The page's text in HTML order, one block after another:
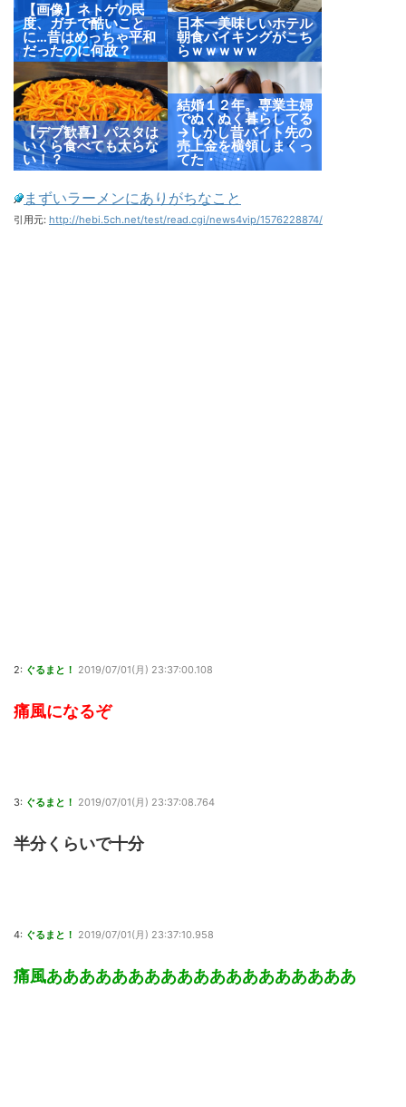
【画像】ネトゲの民
度、ガチで酷いこと
に…昔はめっちゃ平和
だったのに何故？
日本一美味しいホテル
朝食バイキングがこち
らｗｗｗｗｗ
【デブ歓喜】パスタは
いくら食べても太らな
い！？
結婚１２年。専業主婦
でぬくぬく暮らしてる
→しかし昔バイト先の
売上金を横領しまくっ
てた・・・
まずいラーメンにありがちなこと
引用元: http://hebi.5ch.net/test/read.cgi/news4vip/1576228874/
2: ぐるまと！ 2019/07/01(月) 23:37:00.108
痛風になるぞ
3: ぐるまと！ 2019/07/01(月) 23:37:08.764
半分くらいで十分
4: ぐるまと！ 2019/07/01(月) 23:37:10.958
痛風あああああああああああああああああああ